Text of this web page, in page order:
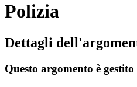
Polizia
Dettagli
Questo argomento è